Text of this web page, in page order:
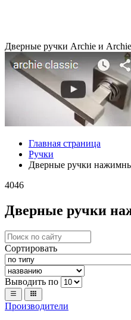
Дверные ручки Archie и
Главная страница
Ручки
Дверные ручки
4046
Дверные ручки
Сортировать
Выводить по
Производители